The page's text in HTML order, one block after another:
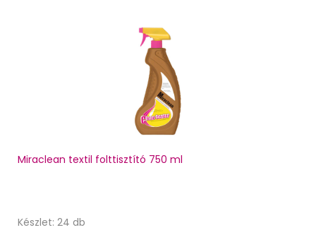
Miraclean textil folttisztító 750 ml
Készlet: 24 db